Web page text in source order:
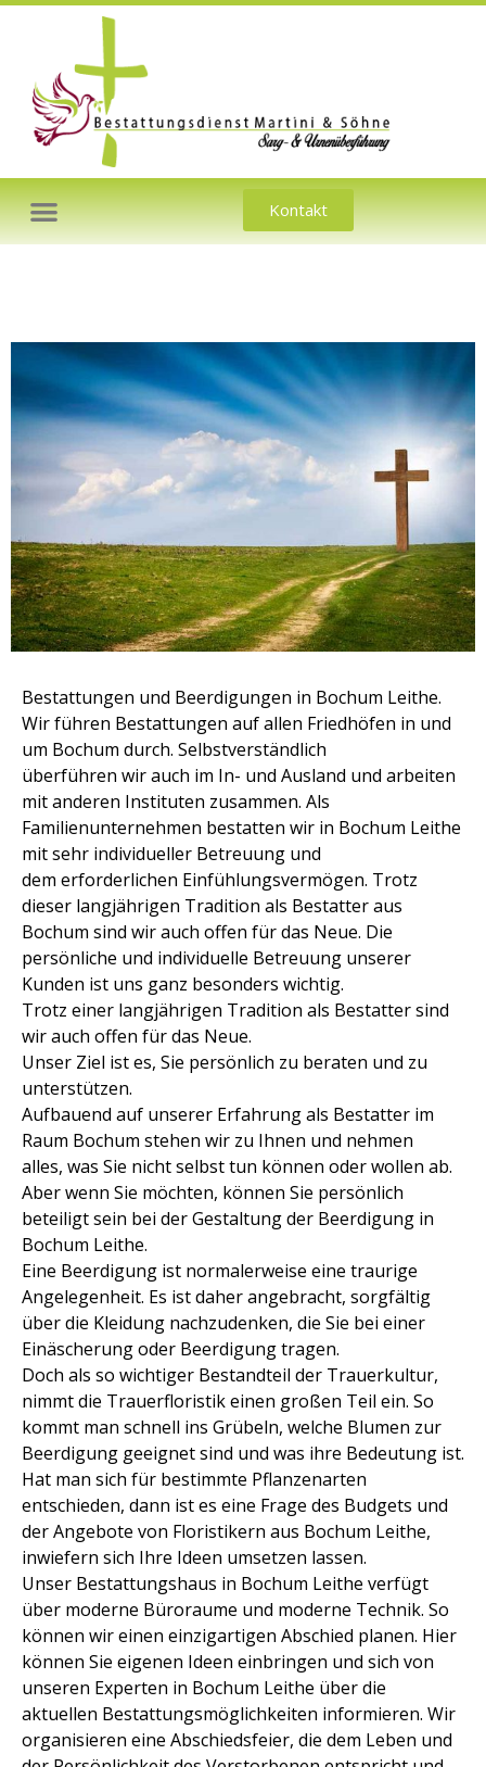
Kontakt
Bestattungen und Beerdigungen in Bochum Leithe.
Wir führen Bestattungen auf allen Friedhöfen in und
um Bochum durch. Selbstverständlich
überführen wir auch im In- und Ausland und arbeiten
mit anderen Instituten zusammen. Als
Familienunternehmen bestatten wir in Bochum Leithe
mit sehr individueller Betreuung und
dem erforderlichen Einfühlungsvermögen. Trotz
dieser langjährigen Tradition als Bestatter aus
Bochum sind wir auch offen für das Neue. Die
persönliche und individuelle Betreuung unserer
Kunden ist uns ganz besonders wichtig.
Trotz einer langjährigen Tradition als Bestatter sind
wir auch offen für das Neue.
Unser Ziel ist es, Sie persönlich zu beraten und zu
unterstützen.
Aufbauend auf unserer Erfahrung als Bestatter im
Raum Bochum stehen wir zu Ihnen und nehmen
alles, was Sie nicht selbst tun können oder wollen ab.
Aber wenn Sie möchten, können Sie persönlich
beteiligt sein bei der Gestaltung der Beerdigung in
Bochum Leithe.
Eine Beerdigung ist normalerweise eine traurige
Angelegenheit. Es ist daher angebracht, sorgfältig
über die Kleidung nachzudenken, die Sie bei einer
Einäscherung oder Beerdigung tragen.
Doch als so wichtiger Bestandteil der Trauerkultur,
nimmt die Trauerfloristik einen großen Teil ein. So
kommt man schnell ins Grübeln, welche Blumen zur
Beerdigung geeignet sind und was ihre Bedeutung ist.
Hat man sich für bestimmte Pflanzenarten
entschieden, dann ist es eine Frage des Budgets und
der Angebote von Floristikern aus Bochum Leithe,
inwiefern sich Ihre Ideen umsetzen lassen.
Unser Bestattungshaus in Bochum Leithe verfügt
über moderne Büroraume und moderne Technik. So
können wir einen einzigartigen Abschied planen. Hier
können Sie eigenen Ideen einbringen und sich von
unseren Experten in Bochum Leithe über die
aktuellen Bestattungsmöglichkeiten informieren. Wir
organisieren eine Abschiedsfeier, die dem Leben und